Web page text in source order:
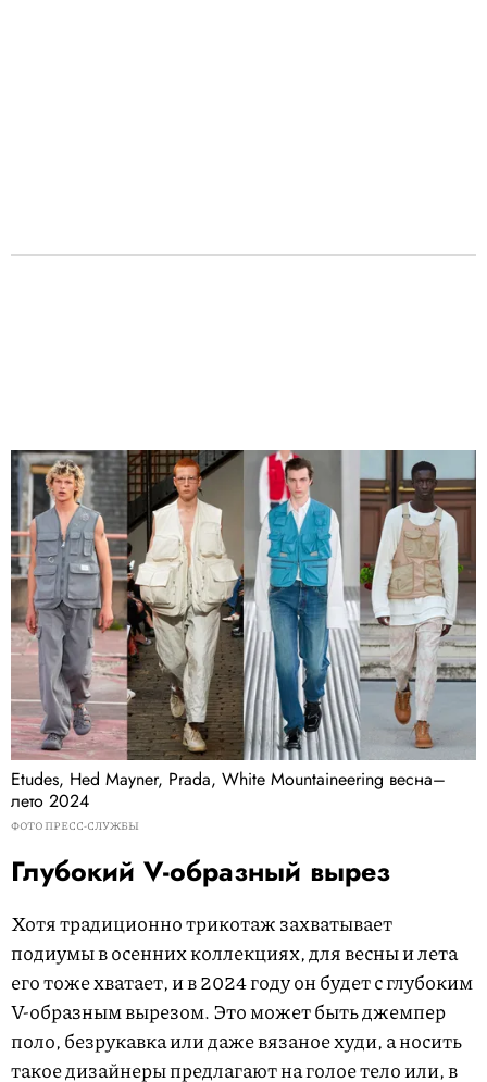
Etudes, Hed Mayner, Prada, White Mountaineering весна–
лето 2024
ФОТО ПРЕСС-СЛУЖБЫ
Глубокий V-образный вырез
Хотя традиционно трикотаж захватывает
подиумы в осенних коллекциях, для весны и лета
его тоже хватает, и в 2024 году он будет с глубоким
V-образным вырезом. Это может быть джемпер
поло, безрукавка или даже вязаное худи, а носить
такое дизайнеры предлагают на голое тело или, в